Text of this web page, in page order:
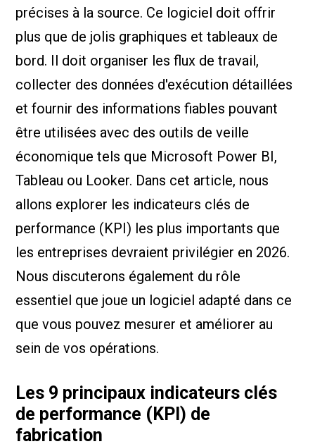
précises à la source. Ce logiciel doit offrir
plus que de jolis graphiques et tableaux de
bord. Il doit organiser les flux de travail,
collecter des données d'exécution détaillées
et fournir des informations fiables pouvant
être utilisées avec des outils de veille
économique tels que Microsoft Power BI,
Tableau ou Looker. Dans cet article, nous
allons explorer les indicateurs clés de
performance (KPI) les plus importants que
les entreprises devraient privilégier en 2026.
Nous discuterons également du rôle
essentiel que joue un logiciel adapté dans ce
que vous pouvez mesurer et améliorer au
sein de vos opérations.
Les 9 principaux indicateurs clés
de performance (KPI) de
fabrication